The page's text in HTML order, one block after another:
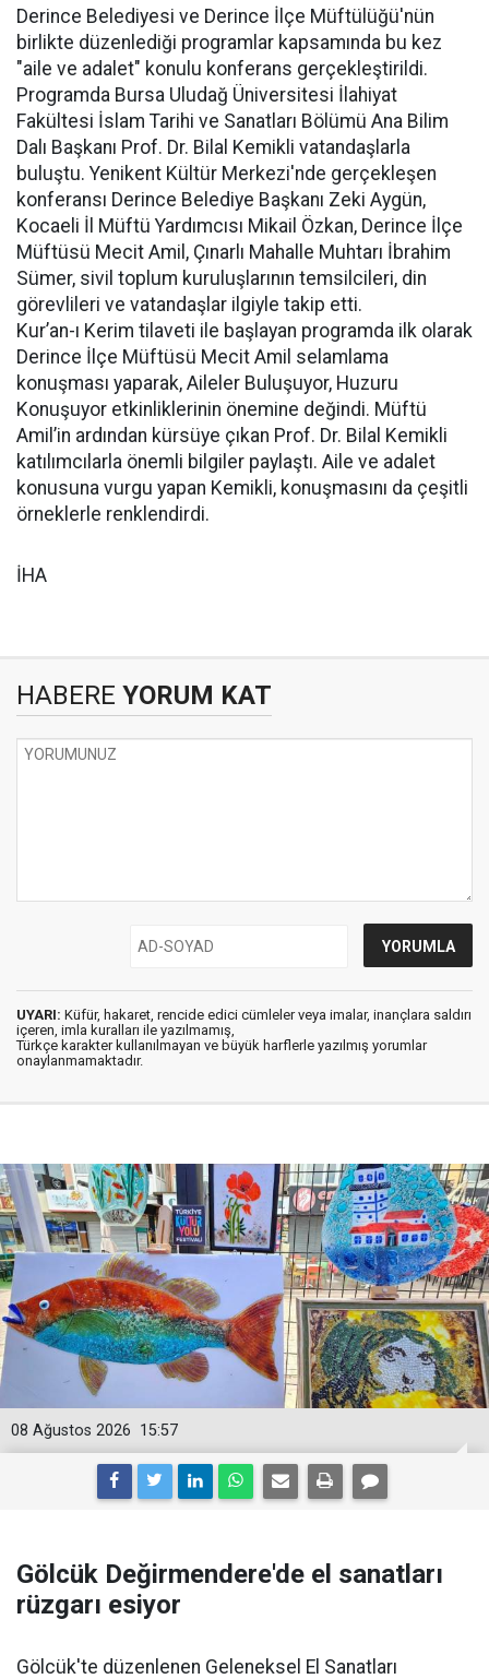
Derince Belediyesi ve Derince İlçe Müftülüğü'nün
birlikte düzenlediği programlar kapsamında bu kez
"aile ve adalet" konulu konferans gerçekleştirildi.
Programda Bursa Uludağ Üniversitesi İlahiyat
Fakültesi İslam Tarihi ve Sanatları Bölümü Ana Bilim
Dalı Başkanı Prof. Dr. Bilal Kemikli vatandaşlarla
buluştu. Yenikent Kültür Merkezi'nde gerçekleşen
konferansı Derince Belediye Başkanı Zeki Aygün,
Kocaeli İl Müftü Yardımcısı Mikail Özkan, Derince İlçe
Müftüsü Mecit Amil, Çınarlı Mahalle Muhtarı İbrahim
Sümer, sivil toplum kuruluşlarının temsilcileri, din
görevlileri ve vatandaşlar ilgiyle takip etti.
Kur’an-ı Kerim tilaveti ile başlayan programda ilk olarak
Derince İlçe Müftüsü Mecit Amil selamlama
konuşması yaparak, Aileler Buluşuyor, Huzuru
Konuşuyor etkinliklerinin önemine değindi. Müftü
Amil’in ardından kürsüye çıkan Prof. Dr. Bilal Kemikli
katılımcılarla önemli bilgiler paylaştı. Aile ve adalet
konusuna vurgu yapan Kemikli, konuşmasını da çeşitli
örneklerle renklendirdi.
İHA
HABERE YORUM KAT
UYARI: Küfür, hakaret, rencide edici cümleler veya imalar, inançlara saldırı
içeren, imla kuralları ile yazılmamış,
Türkçe karakter kullanılmayan ve büyük harflerle yazılmış yorumlar
onaylanmamaktadır.
15:57
08 Ağustos 2026
Gölcük Değirmendere'de el sanatları
rüzgarı esiyor
Gölcük'te düzenlenen Geleneksel El Sanatları